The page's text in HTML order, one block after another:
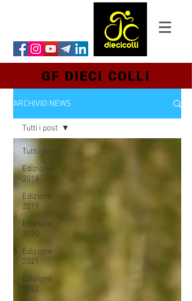
GF DIECI COLLI
ARCHIVIO NEWS
Tutti i post
Edizione
2018
Edizione
2019
Edizione
2020
Edizione
2021
Edizione
2022
Tutti i post